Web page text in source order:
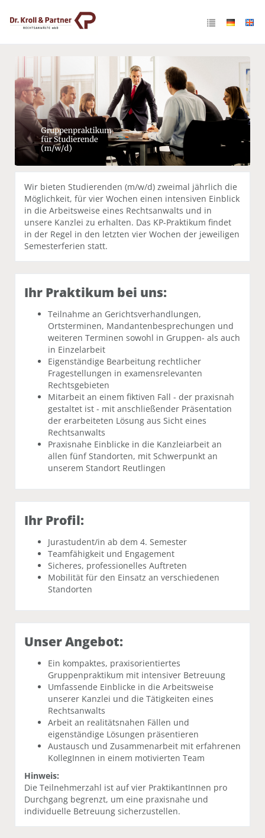
KP-Gruppenpraktikum für
Studierende
Wir bieten Studierenden (m/w/d) zweimal jährlich die
Möglichkeit, für vier Wochen einen intensiven Einblick
in die Arbeitsweise eines Rechtsanwalts und in
unsere Kanzlei zu erhalten. Das KP-Praktikum findet
in der Regel in den letzten vier Wochen der jeweiligen
Semesterferien statt.
Ihr Praktikum bei uns:
Teilnahme an Gerichtsverhandlungen,
Ortsterminen, Mandantenbesprechungen und
weiteren Terminen sowohl in Gruppen- als auch
in Einzelarbeit
Eigenständige Bearbeitung rechtlicher
Fragestellungen in examensrelevanten
Rechtsgebieten
Mitarbeit an einem fiktiven Fall - der praxisnah
gestaltet ist - mit anschließender Präsentation
der erarbeiteten Lösung aus Sicht eines
Rechtsanwalts
Praxisnahe Einblicke in die Kanzleiarbeit an
allen fünf Standorten, mit Schwerpunkt an
unserem Standort Reutlingen
Ihr Profil:
Jurastudent/in ab dem 4. Semester
Teamfähigkeit und Engagement
Sicheres, professionelles Auftreten
Mobilität für den Einsatz an verschiedenen
Standorten
Unser Angebot:
Ein kompaktes, praxisorientiertes
Gruppenpraktikum mit intensiver Betreuung
Umfassende Einblicke in die Arbeitsweise
unserer Kanzlei und die Tätigkeiten eines
Rechtsanwalts
Arbeit an realitätsnahen Fällen und
eigenständige Lösungen präsentieren
Austausch und Zusammenarbeit mit erfahrenen
KollegInnen in einem motivierten Team
Hinweis:
Die Teilnehmerzahl ist auf vier PraktikantInnen pro
Durchgang begrenzt, um eine praxisnahe und
individuelle Betreuung sicherzustellen.